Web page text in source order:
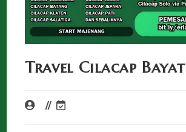
Travel Cilacap Bayat